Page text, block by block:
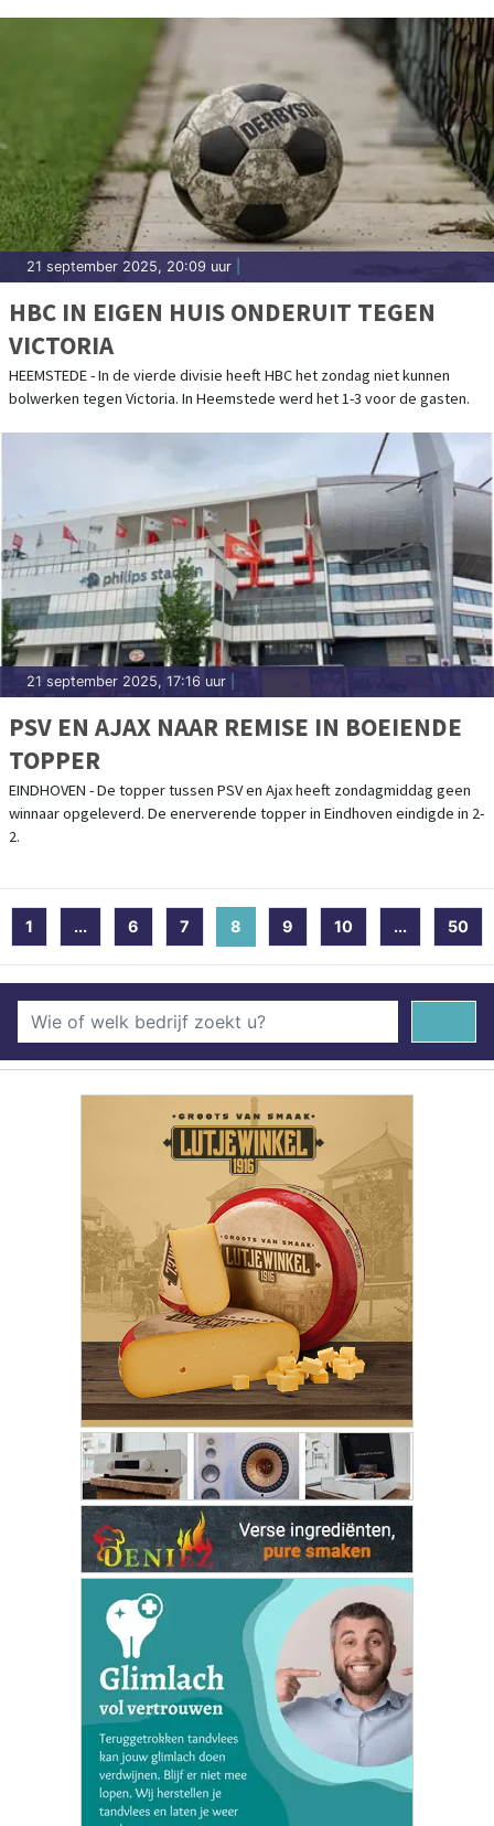
21 september 2025, 20:09 uur
HBC IN EIGEN HUIS ONDERUIT TEGEN
VICTORIA
HEEMSTEDE - In de vierde divisie heeft HBC het zondag niet kunnen
bolwerken tegen Victoria. In Heemstede werd het 1-3 voor de gasten.
21 september 2025, 17:16 uur
PSV EN AJAX NAAR REMISE IN BOEIENDE
TOPPER
EINDHOVEN - De topper tussen PSV en Ajax heeft zondagmiddag geen
winnaar opgeleverd. De enerverende topper in Eindhoven eindigde in 2-
2.
1 ... 6 7 8 (current)
9 10 ... 50